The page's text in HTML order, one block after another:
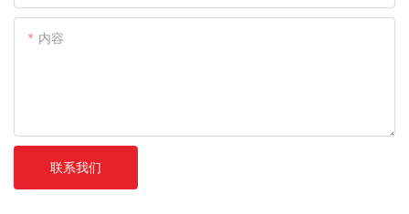
内容
联系我们